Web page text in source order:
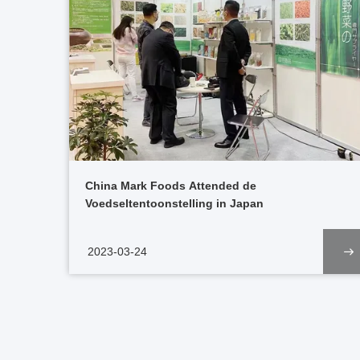
China Mark Foods Attended de
Voedseltentoonstelling in Japan
2023-03-24